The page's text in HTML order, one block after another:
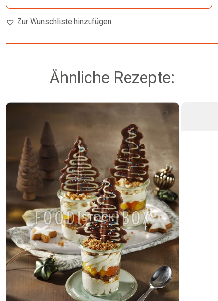
Zur Wunschliste hinzufügen
Ähnliche Rezepte: